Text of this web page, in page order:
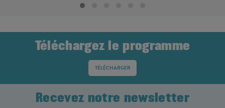
Téléchargez le programme
TÉLÉCHARGER
Recevez notre newsletter